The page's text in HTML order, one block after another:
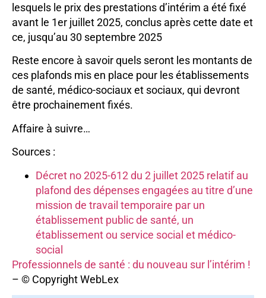
lesquels le prix des prestations d’intérim a été fixé
avant le 1er juillet 2025, conclus après cette date et
ce, jusqu’au 30 septembre 2025
Reste encore à savoir quels seront les montants de
ces plafonds mis en place pour les établissements
de santé, médico-sociaux et sociaux, qui devront
être prochainement fixés.
Affaire à suivre…
Sources :
Décret no 2025-612 du 2 juillet 2025 relatif au
plafond des dépenses engagées au titre d’une
mission de travail temporaire par un
établissement public de santé, un
établissement ou service social et médico-
social
Professionnels de santé : du nouveau sur l’intérim !
– © Copyright WebLex